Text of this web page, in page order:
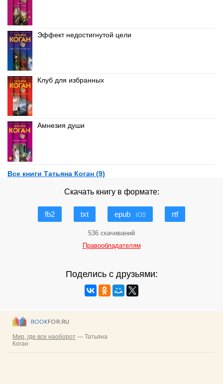
Эффект недостигнутой цели
Клуб для избранных
Амнезия души
Все книги Татьяна Коган (9)
Скачать книгу в формате:
fb2 txt epub iOS rtf
536 скачиваний
Правообладателям
Поделись с друзьями: